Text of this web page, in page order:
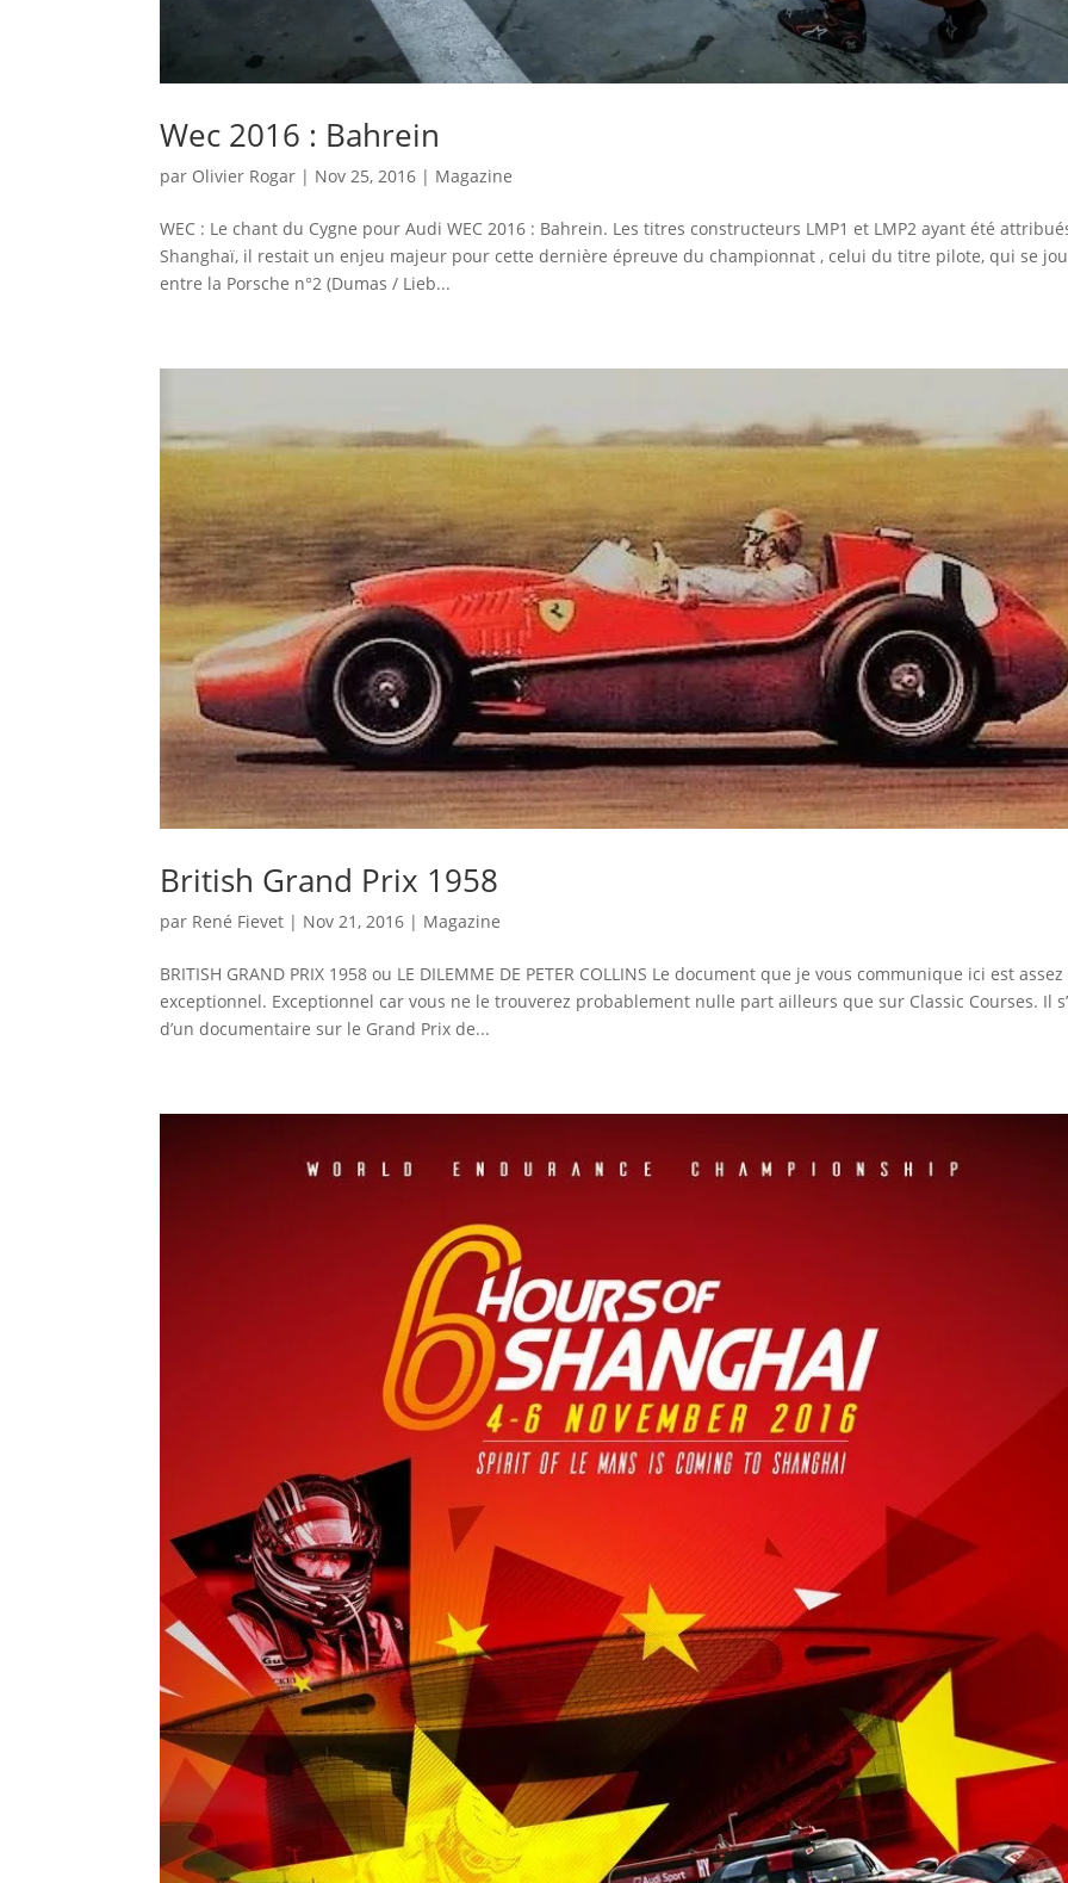
Wec 2016 : Bahrein
par Olivier Rogar | Nov 25, 2016 | Magazine
WEC : Le chant du Cygne pour Audi WEC 2016 : Bahrein. Les titres constructeurs LMP1 et LMP2 ayant été
Shanghaï, il restait un enjeu majeur pour cette dernière épreuve du championnat , celui du titre pilote, qui se
entre la Porsche n°2 (Dumas / Lieb...
British Grand Prix 1958
par René Fievet | Nov 21, 2016 | Magazine
BRITISH GRAND PRIX 1958 ou LE DILEMME DE PETER COLLINS Le document que je vous communique ici est assez
exceptionnel. Exceptionnel car vous ne le trouverez probablement nulle part ailleurs que sur Classic Courses. Il
d’un documentaire sur le Grand Prix de...